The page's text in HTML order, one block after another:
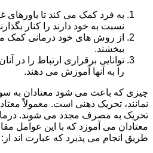
به فرد کمک می کند تا
نسبت به خود دارند را کنار
از روش های خود درمانی کمک می
ببخشند.
توانایی برقراری ارتباط را در
را به آنها آموزش می دهند.
چیزی که باعث می شود معتادان به
نمانند، تحریک ذهنی است. معمولاً
تحریک به مصرف مجدد می شوند.
معتادان می آموزد که با این عوامل
طریق انجام می پذیرد که عبارت اند از: